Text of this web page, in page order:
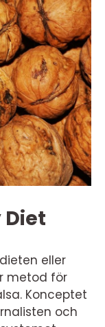
Diet
eller
metod för
Konceptet
och